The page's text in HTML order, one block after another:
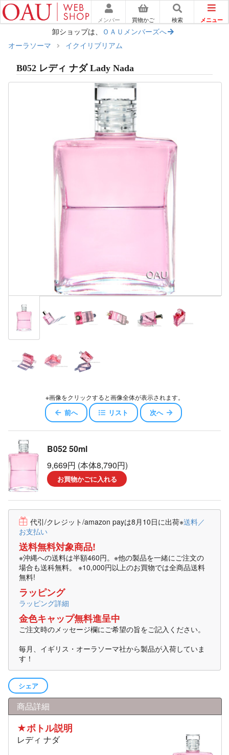
メンバー 買物かご 検索 メニュー
卸ショップは、
ＯＡＵメンバーズへ
オーラソーマ
イクイリブリアム
B052 レディ ナダ Lady Nada
※画像をクリックすると画像全体が表示されます。
前へ リスト 次へ
B052 50ml
9,669円 (本体8,790円)
お買物かごに入れる
代引/クレジット/amazon payは8月10日に出荷※送料／
お支払い
送料無料対象商品!
※沖縄への送料は半額460円。※他の製品を一緒にご注文の
場合も送科無料。 ※10,000円以上のお買物では全商品送料
無料!
ラッピング
ラッピング詳細
金色キャップ無料進呈中
ご注文時のメッセージ欄にご希望の旨をご記入ください。
毎月、イギリス・オーラソーマ社から製品が入荷していま
す！
シェア
商品詳細
★ボトル説明
レディ ナダ